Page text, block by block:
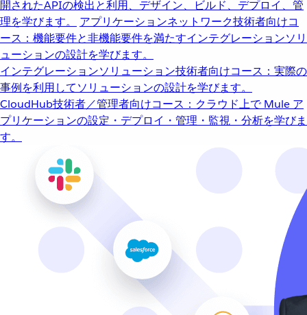
開されたAPIの検出と利用、デザイン、ビルド、デプロイ、管
理を学びます。
アプリケーションネットワーク技術者向けコ
ース：機能要件と非機能要件を満たすインテグレーションソリ
ューションの設計を学びます。
インテグレーションソリューション技術者向けコース：実際の
事例を利用してソリューションの設計を学びます。
CloudHub技術者／管理者向けコース：クラウド上で Mule ア
プリケーションの設定・デプロイ・管理・監視・分析を学びま
す。